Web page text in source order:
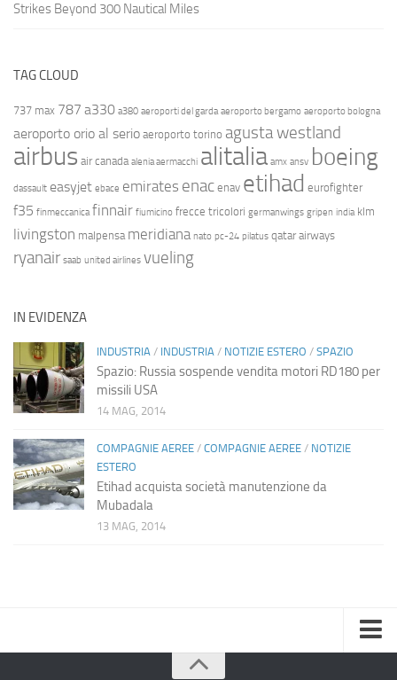
Strikes Beyond 300 Nautical Miles
TAG CLOUD
737 max 787 a330 a380 aeroporti del garda aeroporto bergamo aeroporto bologna
aeroporto orio al serio aeroporto torino agusta westland
airbus air canada alenia aermacchi alitalia amx ansv boeing
dassault easyjet ebace emirates enac enav etihad eurofighter
f35 finmeccanica finnair fiumicino frecce tricolori germanwings gripen india klm
livingston malpensa meridiana nato pc-24 pilatus qatar airways
ryanair saab united airlines vueling
IN EVIDENZA
INDUSTRIA / INDUSTRIA / NOTIZIE ESTERO / SPAZIO
Spazio: Russia sospende vendita motori RD180 per
missili USA
14 MAG, 2014
COMPAGNIE AEREE / COMPAGNIE AEREE / NOTIZIE
ESTERO
Etihad acquista società manutenzione da
Mubadala
13 MAG, 2014